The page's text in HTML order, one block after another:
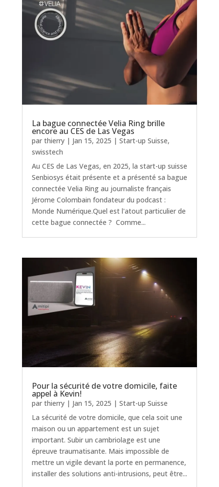
La bague connectée Velia Ring brille
encore au CES de Las Vegas
par thierry| Jan 15, 2025 | Start-up Suisse,
swisstech
Au CES de Las Vegas, en 2025, la start-up suisse
Senbiosys était présente et a présenté sa bague
connectée Velia Ring au journaliste français
Jérome Colombain fondateur du podcast :
Monde Numérique.Quel est l'atout particulier de
cette bague connectée ? Comme...
Pour la sécurité de votre domicile, faite
appel à Kevin!
par thierry| Jan 15, 2025 | Start-up Suisse
La sécurité de votre domicile, que cela soit une
maison ou un appartement est un sujet
important. Subir un cambriolage est une
épreuve traumatisante. Mais impossible de
mettre un vigile devant la porte en permanence,
installer des solutions anti-intrusions, peut être...